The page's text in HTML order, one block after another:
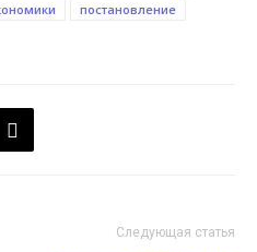
постановление
Следующая статья